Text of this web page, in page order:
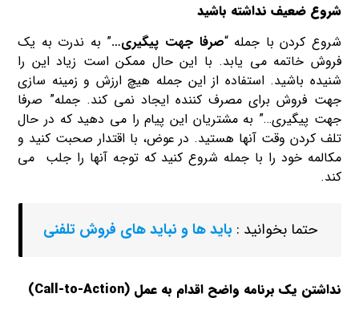
شروع ضعیف نداشته باشید
شروع کردن با جمله “صرفا جهت پیگیری…” به ندرت به یک
فروش خاتمه می یابد. با این حال ممکن است زیاد این را
شنیده باشید. استفاده از این جمله هیچ ارزش و زمینه سازی
جهت فروش برای مصرف کننده ایجاد نمی کند. جمله” صرفا
جهت پیگیری…” به مشتریان این پیام را می دهید که در حال
تلف کردن وقت آنها هستید. در عوض، با اقتدار صحبت کنید و
مکالمه خود را با جمله شروع کنید که توجه آنها را جلب می
کند.
حتما بخوانید : باید ها و نباید های فروش تلفنی
نداشتن یک برنامه واضح اقدام به عمل (Call-to-Action)